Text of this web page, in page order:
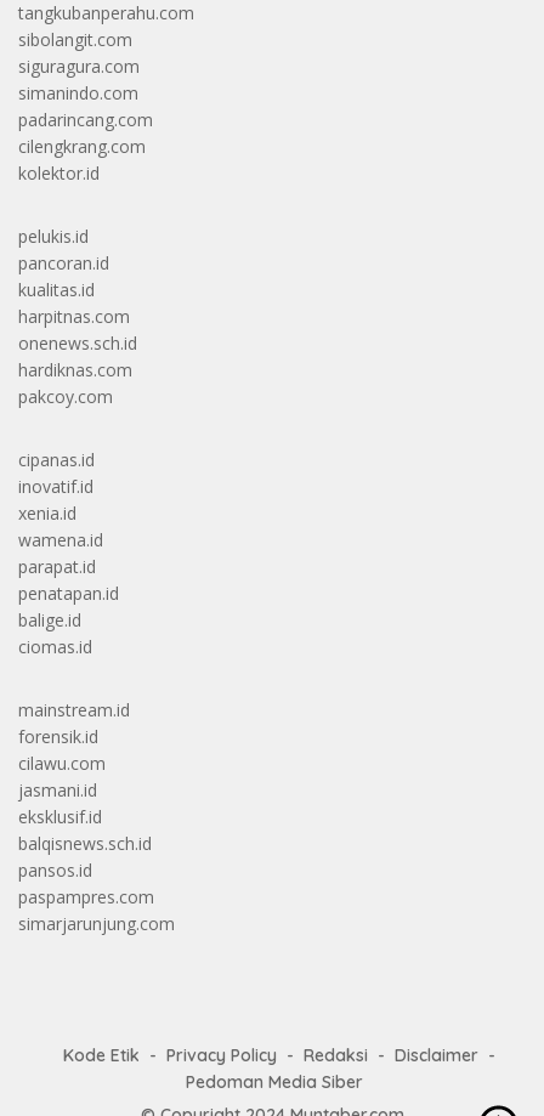
tangkubanperahu.com
sibolangit.com
siguragura.com
simanindo.com
padarincang.com
cilengkrang.com
kolektor.id
pelukis.id
pancoran.id
kualitas.id
harpitnas.com
onenews.sch.id
hardiknas.com
pakcoy.com
cipanas.id
inovatif.id
xenia.id
wamena.id
parapat.id
penatapan.id
balige.id
ciomas.id
mainstream.id
forensik.id
cilawu.com
jasmani.id
eksklusif.id
balqisnews.sch.id
pansos.id
paspampres.com
simarjarunjung.com
Kode Etik Privacy Policy Redaksi
Disclaimer
Pedoman Media Siber